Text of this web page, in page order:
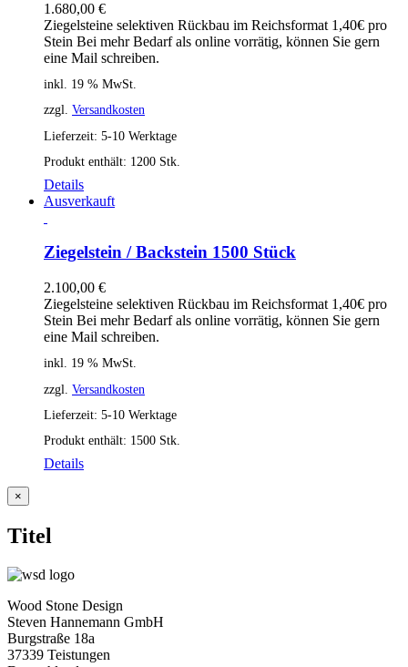
1.680,00 €
Ziegelsteine selektiven Rückbau im Reichsformat 1,40€ pro
Stein Bei mehr Bedarf als online vorrätig, können Sie gern
eine Mail schreiben.
inkl. 19 % MwSt.
zzgl. Versandkosten
Lieferzeit: 5-10 Werktage
Produkt enthält: 1200 Stk.
Details
Ausverkauft
Ziegelstein / Backstein 1500 Stück
2.100,00 €
Ziegelsteine selektiven Rückbau im Reichsformat 1,40€ pro
Stein Bei mehr Bedarf als online vorrätig, können Sie gern
eine Mail schreiben.
inkl. 19 % MwSt.
zzgl. Versandkosten
Lieferzeit: 5-10 Werktage
Produkt enthält: 1500 Stk.
Details
Close
product
view
×
Titel
Wood Stone Design
Steven Hannemann GmbH
Burgstraße 18a
37339 Teistungen